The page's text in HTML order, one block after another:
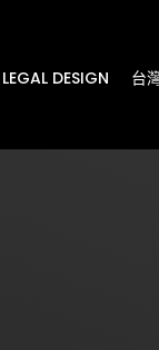
LEGAL DESIGN 台